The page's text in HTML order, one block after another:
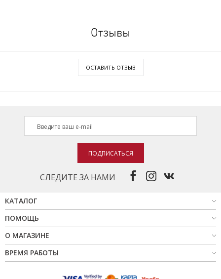
Отзывы
ОСТАВИТЬ ОТЗЫВ
СЛЕДИТЕ ЗА НАМИ
ПОДПИСАТЬСЯ
КАТАЛОГ
ПОМОЩЬ
О МАГАЗИНЕ
ВРЕМЯ РАБОТЫ